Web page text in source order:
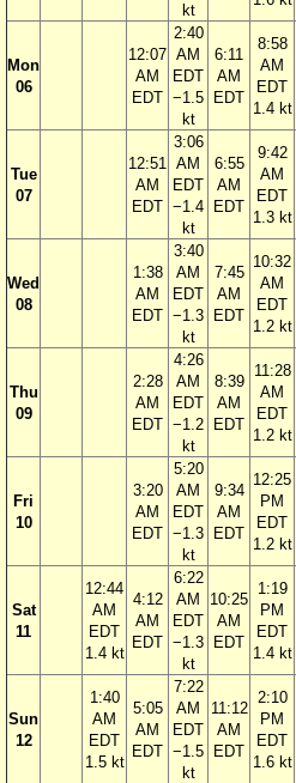
kt
Mon
06
12:07
AM
EDT
2:40
AM
EDT
−1.5
kt
6:11
AM
EDT
8:58
AM
EDT
1.4 kt
Tue
07
12:51
AM
EDT
3:06
AM
EDT
−1.4
kt
6:55
AM
EDT
9:42
AM
EDT
1.3 kt
Wed
08
1:38
AM
EDT
3:40
AM
EDT
−1.3
kt
7:45
AM
EDT
10:32
AM
EDT
1.2 kt
Thu
09
2:28
AM
EDT
4:26
AM
EDT
−1.2
kt
8:39
AM
EDT
11:28
AM
EDT
1.2 kt
Fri
10
3:20
AM
EDT
5:20
AM
EDT
−1.3
kt
9:34
AM
EDT
12:25
PM
EDT
1.2 kt
Sat
11
12:44
AM
EDT
1.4 kt
4:12
AM
EDT
6:22
AM
EDT
−1.3
kt
10:25
AM
EDT
1:19
PM
EDT
1.4 kt
Sun
12
1:40
AM
EDT
1.5 kt
5:05
AM
EDT
7:22
AM
EDT
−1.5
kt
11:12
AM
EDT
2:10
PM
EDT
1.6 kt